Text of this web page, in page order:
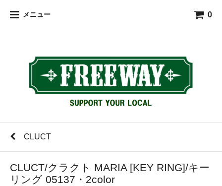
メニュー 0
CLUCT
CLUCT/クラクト MARIA [KEY RING]/キー
リング 05137・2color